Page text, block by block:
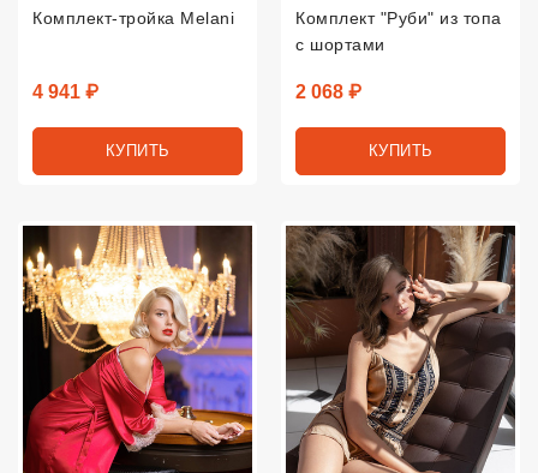
Комплект-тройка Melani
Цена
4 941 ₽
КУПИТЬ
Комплект "Руби" из топа
с шортами
Цена
2 068 ₽
КУПИТЬ